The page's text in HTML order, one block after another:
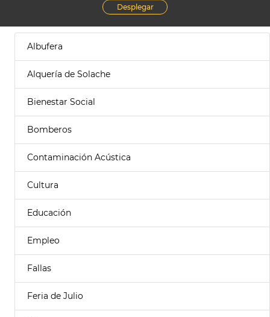
Desplegar
Albufera
Alquería de Solache
Bienestar Social
Bomberos
Contaminación Acústica
Cultura
Educación
Empleo
Fallas
Feria de Julio